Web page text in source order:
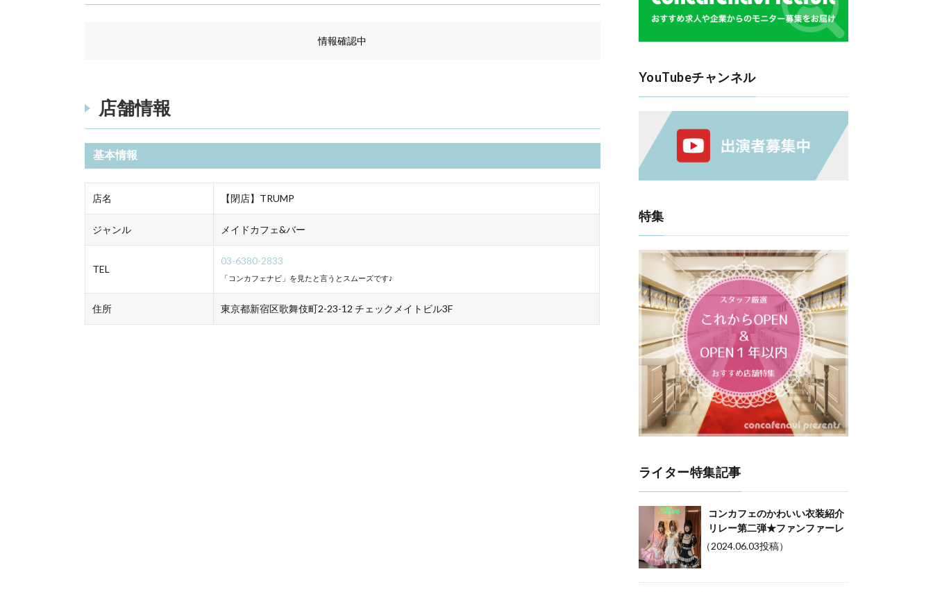
情報確認中
店舗情報
基本情報
店名 【閉店】TRUMP
ジャンル メイドカフェ&バー
TEL
03-6380-2833
「コンカフェナビ」を見たと言うとスムーズです♪
住所 東京都新宿区歌舞伎町2-23-12 チェックメイトビル3F
YouTubeチャンネル
特集
ライター特集記事
コンカフェのかわいい衣装紹介
リレー第二弾★ファンファーレ
（2024.06.03投稿）